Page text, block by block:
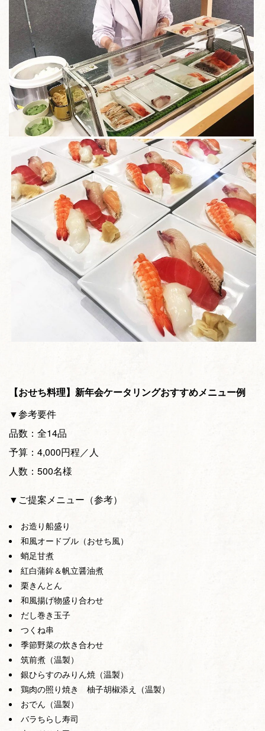
【おせち料理】新年会ケータリングおすすめメニュー例
▼参考要件
品数：全14品
予算：4,000円程／人
人数：500名様
▼ご提案メニュー（参考）
お造り船盛り
和風オードブル（おせち風）
蛸足甘煮
紅白蒲鉾＆帆立醤油煮
栗きんとん
和風揚げ物盛り合わせ
だし巻き玉子
つくね串
季節野菜の炊き合わせ
筑前煮（温製）
銀ひらすのみりん焼（温製）
鶏肉の照り焼き 柚子胡椒添え（温製）
おでん（温製）
バラちらし寿司